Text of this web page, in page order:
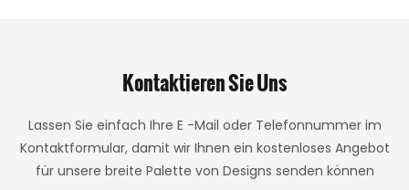
Kontaktieren Sie Uns
Lassen Sie einfach Ihre E -Mail oder Telefonnummer im
Kontaktformular, damit wir Ihnen ein kostenloses Angebot
für unsere breite Palette von Designs senden können